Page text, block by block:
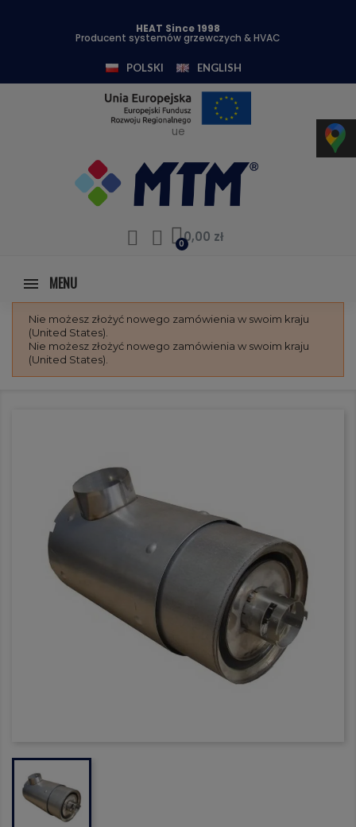
HEAT Since 1998
Producent systemów grzewczych & HVAC
POLSKI ENGLISH
ue
0,00 zł
MENU
Nie możesz złożyć nowego zamówienia w swoim kraju
(United States).
Nie możesz złożyć nowego zamówienia w swoim kraju
(United States).